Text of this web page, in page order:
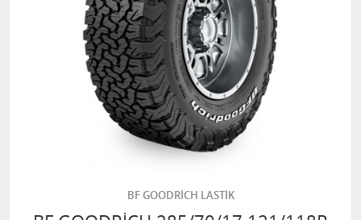
BF GOODRİCH LASTİK